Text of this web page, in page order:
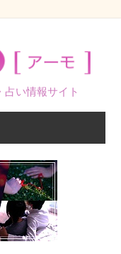
い情報サイト